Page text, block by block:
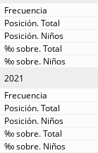
2021